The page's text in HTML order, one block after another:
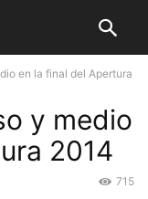
en la final del Apertura
y medio
2014
715